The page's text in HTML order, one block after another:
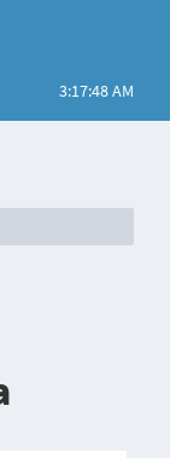
3:17:48 AM